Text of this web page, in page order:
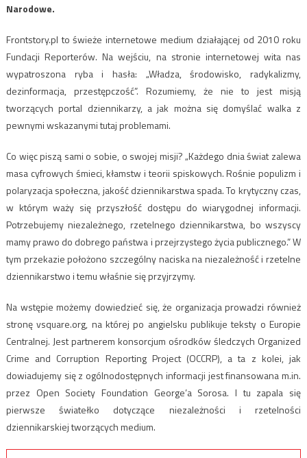
Narodowe.
Frontstory.pl to świeże internetowe medium działającej od 2010 roku
Fundacji Reporterów. Na wejściu, na stronie internetowej wita nas
wypatroszona ryba i hasła: „Władza, środowisko, radykalizmy,
dezinformacja, przestępczość”. Rozumiemy, że nie to jest misją
tworzących portal dziennikarzy, a jak można się domyślać walka z
pewnymi wskazanymi tutaj problemami.
Co więc piszą sami o sobie, o swojej misji? „Każdego dnia świat zalewa
masa cyfrowych śmieci, kłamstw i teorii spiskowych. Rośnie populizm i
polaryzacja społeczna, jakość dziennikarstwa spada. To krytyczny czas,
w którym waży się przyszłość dostępu do wiarygodnej informacji.
Potrzebujemy niezależnego, rzetelnego dziennikarstwa, bo wszyscy
mamy prawo do dobrego państwa i przejrzystego życia publicznego.” W
tym przekazie położono szczególny naciska na niezależność i rzetelne
dziennikarstwo i temu właśnie się przyjrzymy.
Na wstępie możemy dowiedzieć się, że organizacja prowadzi również
stronę vsquare.org, na której po angielsku publikuje teksty o Europie
Centralnej. Jest partnerem konsorcjum ośrodków śledczych Organized
Crime and Corruption Reporting Project (OCCRP), a ta z kolei, jak
dowiadujemy się z ogólnodostępnych informacji jest finansowana m.in.
przez Open Society Foundation George’a Sorosa. I tu zapala się
pierwsze światełko dotyczące niezależności i rzetelności
dziennikarskiej tworzących medium.